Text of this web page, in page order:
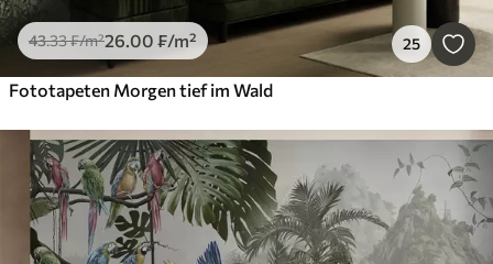
43.33₣/m²26.00 ₣/m² 25
Fototapeten Morgen tief im Wald